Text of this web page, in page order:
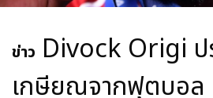
ข่าว Divock Origi ป
เกษียณจากฟุตบอล